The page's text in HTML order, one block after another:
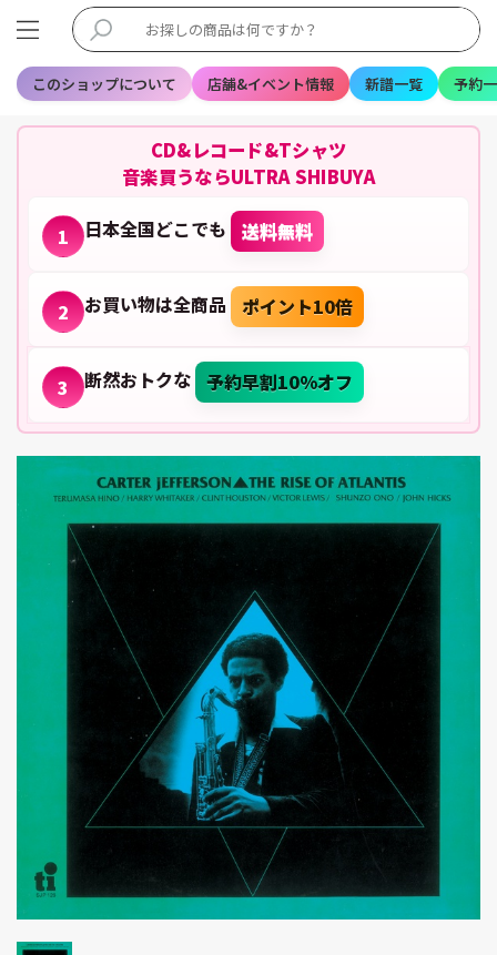
このショップについて 店舗&イベント情報 新譜一覧 予約
CD&レコード&Tシャツ
音楽買うならULTRA SHIBUYA
1 日本全国どこでも 送料無料
2 お買い物は全商品 ポイント10倍
3 断然おトクな 予約早割10%オフ